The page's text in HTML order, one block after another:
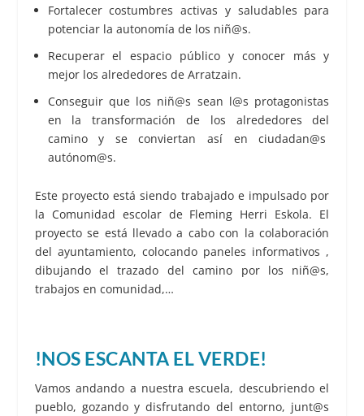
Fortalecer costumbres activas y saludables para
potenciar la autonomía de los niñ@s.
Recuperar el espacio público y conocer más y
mejor los alrededores de Arratzain.
Conseguir que los niñ@s sean l@s protagonistas
en la transformación de los alrededores del
camino y se conviertan así en ciudadan@s
autónom@s.
Este proyecto está siendo trabajado e impulsado por
la Comunidad escolar de Fleming Herri Eskola. El
proyecto se está llevado a cabo con la colaboración
del ayuntamiento, colocando paneles informativos ,
dibujando el trazado del camino por los niñ@s,
trabajos en comunidad,…
!NOS ESCANTA EL VERDE!
Vamos andando a nuestra escuela, descubriendo el
pueblo, gozando y disfrutando del entorno, junt@s